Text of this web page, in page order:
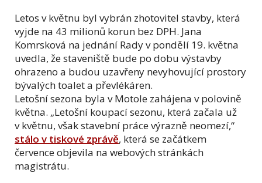
Letos v květnu byl vybrán zhotovitel stavby, která
vyjde na 43 milionů korun bez DPH. Jana
Komrsková na jednání Rady v pondělí 19. května
uvedla, že staveniště bude po dobu výstavby
ohrazeno a budou uzavřeny nevyhovující prostory
bývalých toalet a převlékáren.
Letošní sezona byla v Motole zahájena v polovině
května. „Letošní koupací sezonu, která začala už
v květnu, však stavební práce výrazně neomezí,“
stálo v tiskové zprávě, která se začátkem
července objevila na webových stránkách
magistrátu.